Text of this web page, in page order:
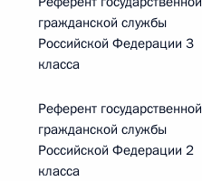
гражданской службы
Российской Федерации 3
класса
Референт государственной
гражданской службы
Российской Федерации 2
класса